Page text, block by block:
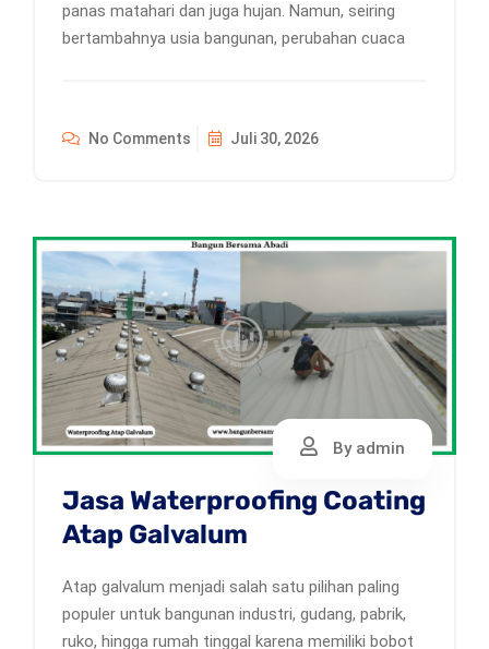
panas matahari dan juga hujan. Namun, seiring
bertambahnya usia bangunan, perubahan cuaca
No Comments Juli 30, 2026
By admin
Jasa Waterproofing Coating
Atap Galvalum
Atap galvalum menjadi salah satu pilihan paling
populer untuk bangunan industri, gudang, pabrik,
ruko, hingga rumah tinggal karena memiliki bobot